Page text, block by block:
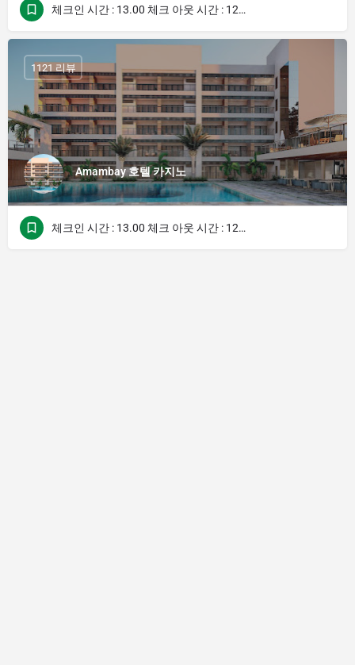
체크인 시간 : 13.00 체크 아웃 시간 : 12.00
Amambay 호텔 카지노
1121 리뷰
체크인 시간 : 13.00 체크 아웃 시간 : 12.00